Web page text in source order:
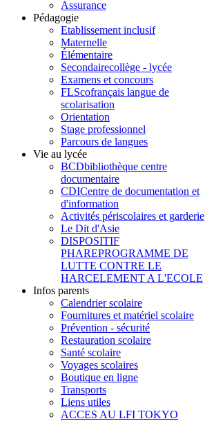
Assurance
Pédagogie
Etablissement inclusif
Maternelle
Élémentaire
Secondairecollège - lycée
Examens et concours
FLScofrançais langue de
scolarisation
Orientation
Stage professionnel
Parcours de langues
Vie au lycée
BCDbibliothèque centre
documentaire
CDICentre de documentation et
d'information
Activités périscolaires et garderie
Le Dit d'Asie
DISPOSITIF
PHAREPROGRAMME DE
LUTTE CONTRE LE
HARCELEMENT A L'ECOLE
Infos parents
Calendrier scolaire
Fournitures et matériel scolaire
Prévention - sécurité
Restauration scolaire
Santé scolaire
Voyages scolaires
Boutique en ligne
Transports
Liens utiles
ACCES AU LFI TOKYO